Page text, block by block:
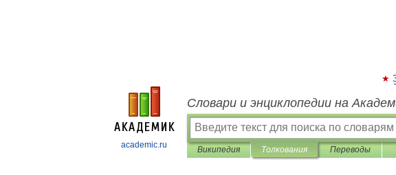
academic.ru
Словари и энциклопедии на
Википедия Толкования Переводы